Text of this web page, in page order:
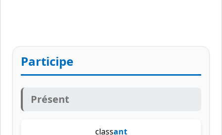
Participe
Présent
classant